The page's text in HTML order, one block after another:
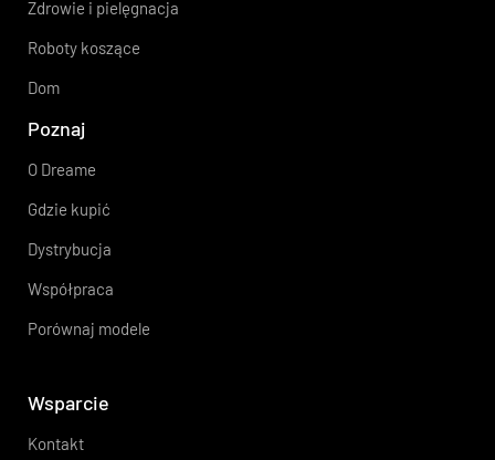
Zdrowie i pielęgnacja
Roboty koszące
Dom
Poznaj
O Dreame
Gdzie kupić
Dystrybucja
Współpraca
Porównaj modele
Wsparcie
Kontakt